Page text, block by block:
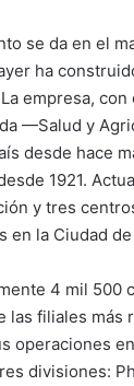
se da en el
ha
empresa,
—Salud y
desde hace
1921.
y tres
en la Ciudad
4 mil 500
las filiales más
operaciones
divisiones: